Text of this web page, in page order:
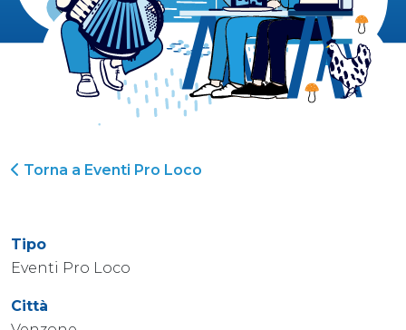
Torna a Eventi Pro Loco
Tipo
Eventi Pro Loco
Città